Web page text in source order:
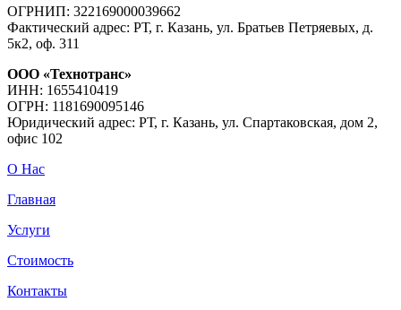
ОГРНИП: 322169000039662
Фактический адрес: РТ, г. Казань, ул. Братьев Петряевых, д.
5к2, оф. 311
ООО «Технотранс»
ИНН: 1655410419
ОГРН: 1181690095146
Юридический адрес: РТ, г. Казань, ул. Спартаковская, дом 2,
офис 102
О Нас
Главная
Услуги
Стоимость
Контакты